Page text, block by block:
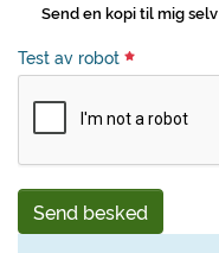
Send en kopi til mig selv
Test av robot
Send besked